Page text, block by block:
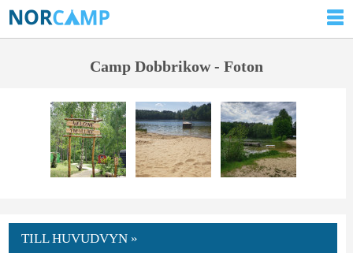
Camp Dobbrikow - Foton
TILL HUVUDVYN »